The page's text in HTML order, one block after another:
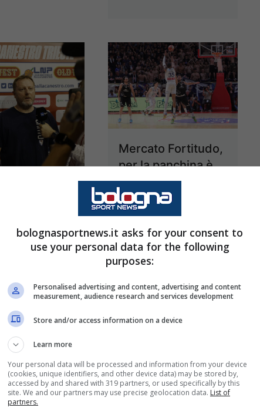
ufficiale:
è il
2024 - 17:16
Mercato Fortitudo,
per la panchina è
corsa a due. Il
futuro di Ogden e
Freeman…
25 Giugno 2024 - 12:44
bolognasportnews.it asks for your consent to
use your personal data for the following
purposes:
Personalised advertising and content, advertising and content
measurement, audience research and services development
Store and/or access information on a device
Learn more
Your personal data will be processed and information from your device
(cookies, unique identifiers, and other device data) may be stored by,
accessed by and shared with 319 partners, or used specifically by this
site. We and our partners may use precise geolocation data. List of
partners.